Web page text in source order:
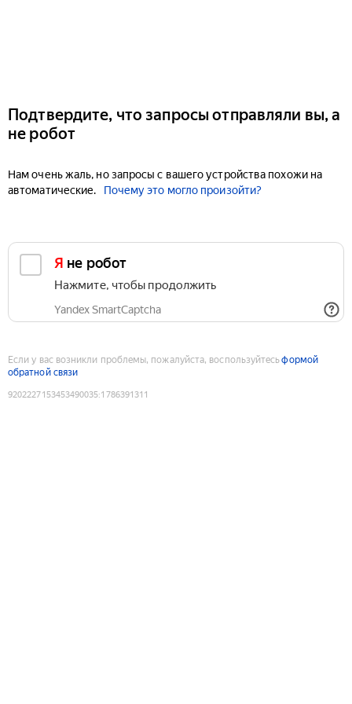
Подтвердите, что запросы отправляли вы, а
не робот
Нам очень жаль, но запросы с вашего устройства похожи на
автоматические.
Почему это могло произойти?
Я не робот
Нажмите, чтобы продолжить
Yandex SmartCaptcha
Если у вас возникли проблемы, пожалуйста, воспользуйтесьформой
обратной связи
9202227153453490035:1786391311